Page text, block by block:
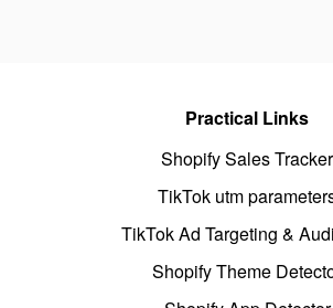
Practical Links
Shopify Sales Tracker
TikTok utm
TikTok Ad Targeting &
Shopify Theme